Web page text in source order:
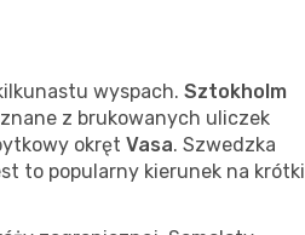
wyspach. Sztokholm
z brukowanych uliczek
okręt Vasa. Szwedzka
to popularny kierunek na krótki